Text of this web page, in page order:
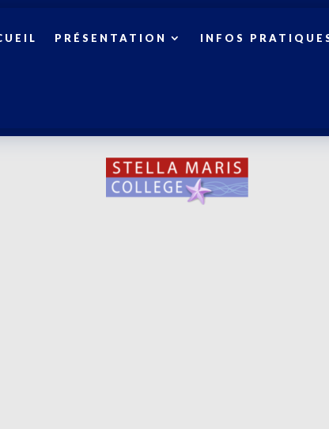
PRÉSENTATION INFOS